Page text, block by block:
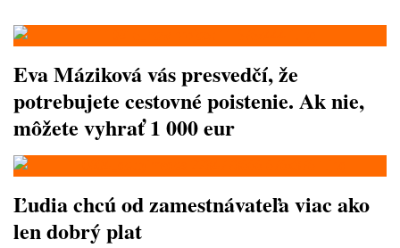
Eva Máziková vás presvedčí, že
potrebujete cestovné poistenie. Ak nie,
môžete vyhrať 1 000 eur
Ľudia chcú od zamestnávateľa viac ako
len dobrý plat